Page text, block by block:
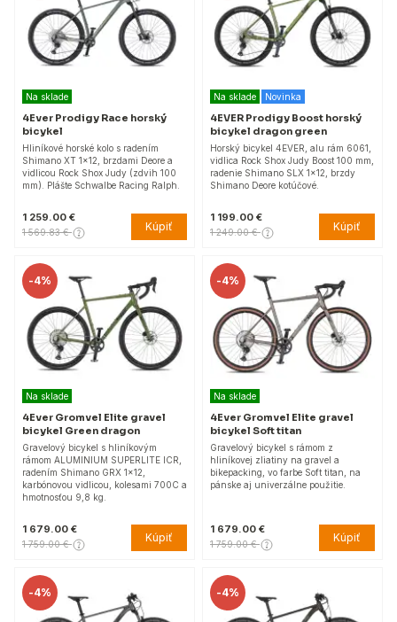
Na sklade
4Ever Prodigy Race horský
bicykel
Hliníkové horské kolo s radením
Shimano XT 1×12, brzdami Deore a
vidlicou Rock Shox Judy (zdvih 100
mm). Plášte Schwalbe Racing Ralph.
1 259.00 €
1 569.83 € Kúpiť
Na sklade Novinka
4EVER Prodigy Boost horský
bicykel dragon green
Horský bicykel 4EVER, alu rám 6061,
vidlica Rock Shox Judy Boost 100 mm,
radenie Shimano SLX 1x12, brzdy
Shimano Deore kotúčové.
1 199.00 €
1 249.00 € Kúpiť
-4%
Na sklade
4Ever Gromvel Elite gravel
bicykel Green dragon
Gravelový bicykel s hliníkovým
rámom ALUMINIUM SUPERLITE ICR,
radením Shimano GRX 1x12,
karbónovou vidlicou, kolesami 700C a
hmotnosťou 9,8 kg.
1 679.00 €
1 759.00 € Kúpiť
-4%
Na sklade
4Ever Gromvel Elite gravel
bicykel Soft titan
Gravelový bicykel s rámom z
hliníkovej zliatiny na gravel a
bikepacking, vo farbe Soft titan, na
pánske aj univerzálne použitie.
1 679.00 €
1 759.00 € Kúpiť
-4% -4%